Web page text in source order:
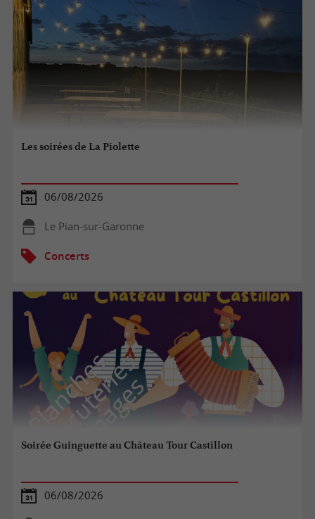
Les soirées de La Piolette
06/08/2026
Le Pian-sur-Garonne
Concerts
Soirée Guinguette au Château Tour Castillon
06/08/2026